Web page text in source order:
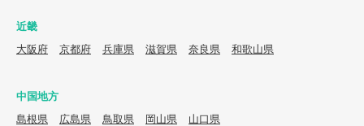
近畿
大阪府
京都府 兵庫県 滋賀県 奈良県 和歌山県
中国地方
島根県
広島県 鳥取県 岡山県 山口県